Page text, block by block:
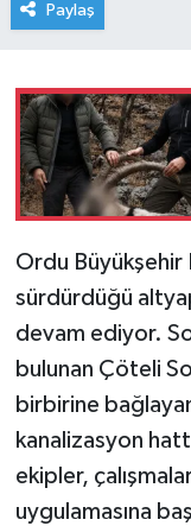
Paylaş
Ordu Büyükşehir
sürdürdüğü
devam ediyor.
bulunan Çöteli
birbirine
kanalizasyon
ekipler,
uygulamasına